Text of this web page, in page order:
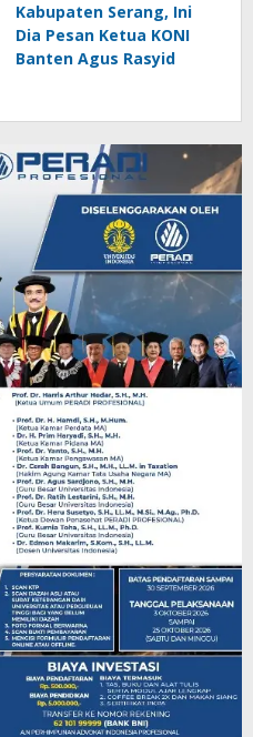
Kabupaten Serang, Ini
Dia Pesan Ketua KONI
Banten Agus Rasyid